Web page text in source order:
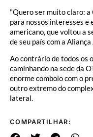
"Quero ser muito claro: a
para nossos interesses e
americano, que voltou a
de seu país com a
Ao contrário de todos os
caminhando na sede da
enorme comboio com o
outro extremo do
lateral.
COMPARTILHAR: